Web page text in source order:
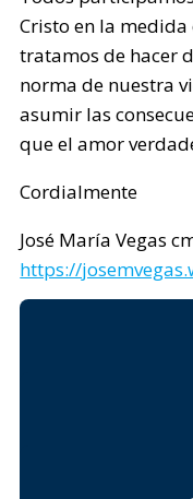
Cristo en la medida
tratamos de hacer
norma de nuestra
asumir las
que el amor
Cordialmente
José María Vegas
https://